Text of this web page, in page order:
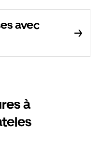
avec
à